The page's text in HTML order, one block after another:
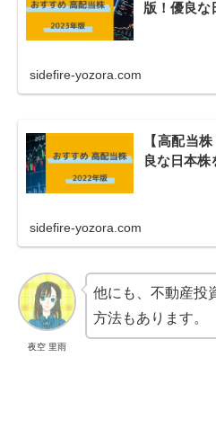
版！優良な
sidefire-yozora.com
【高配当
良な日本株
sidefire-yozora.com
夜空 里雨
他にも、不動産投
方法もあります。